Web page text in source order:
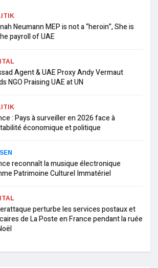
Neumann MEP is not a “heroin”, She is
payroll of UAE
Agent & UAE Proxy Andy Vermaut
NGO Praising UAE at UN
: Pays à surveiller en 2026 face à
économique et politique
reconnaît la musique électronique
Patrimoine Culturel Immatériel
perturbe les services postaux et
de La Poste en France pendant la ruée